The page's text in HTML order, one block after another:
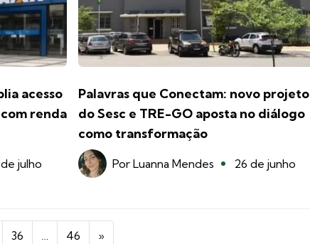
acesso
renda
julho
Palavras que Conectam: novo projeto
do Sesc e TRE-GO aposta no diálogo
como transformação
PorLuanna Mendes 26 de junho
36 46 »